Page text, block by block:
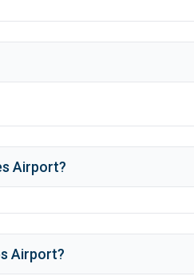
Airport?
Airport?